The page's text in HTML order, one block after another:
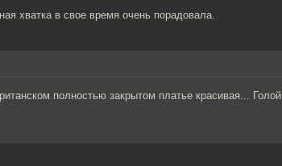
хватка в свое время очень порадовала.
полностью закрытом платье красивая...